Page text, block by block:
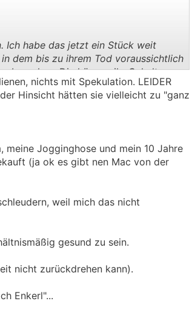
Ich habe das jetzt ein Stück weit
dem bis zu ihrem Tod voraussichtlich
brauchen. Die können ihr Gehalt zu
die Pension jetzt ein Tausender mehr
Die sagen auch, ein Lottogewinn
würden. Gestern hat meine
- und das bringt es eigentlich auf den
nichts mit Spekulation. LEIDER
Hinsicht hätten sie vielleicht zu "ganz
Jogginghose und mein 10 Jahre
(ja ok es gibt nen Mac von der
weil mich das nicht
gesund zu sein.
nicht zurückdrehen kann).
Enkerl"...